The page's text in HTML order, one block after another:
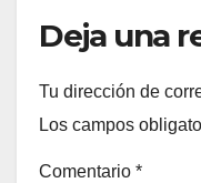
Deja una
Tu dirección de
Los campos
Comentario *